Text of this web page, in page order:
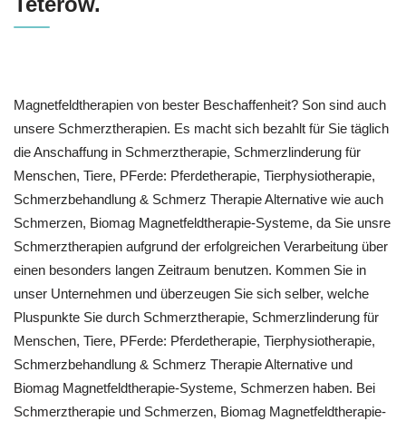
Magnetfeldtherapien von bester Beschaffenheit? Son sind auch
unsere Schmerztherapien. Es macht sich bezahlt für Sie täglich
die Anschaffung in Schmerztherapie, Schmerzlinderung für
Menschen, Tiere, PFerde: Pferdetherapie, Tierphysiotherapie,
Schmerzbehandlung & Schmerz Therapie Alternative wie auch
Schmerzen, Biomag Magnetfeldtherapie-Systeme, da Sie unsre
Schmerztherapien aufgrund der erfolgreichen Verarbeitung über
einen besonders langen Zeitraum benutzen. Kommen Sie in
unser Unternehmen und überzeugen Sie sich selber, welche
Pluspunkte Sie durch Schmerztherapie, Schmerzlinderung für
Menschen, Tiere, PFerde: Pferdetherapie, Tierphysiotherapie,
Schmerzbehandlung & Schmerz Therapie Alternative und
Biomag Magnetfeldtherapie-Systeme, Schmerzen haben. Bei
Schmerztherapie und Schmerzen, Biomag Magnetfeldtherapie-